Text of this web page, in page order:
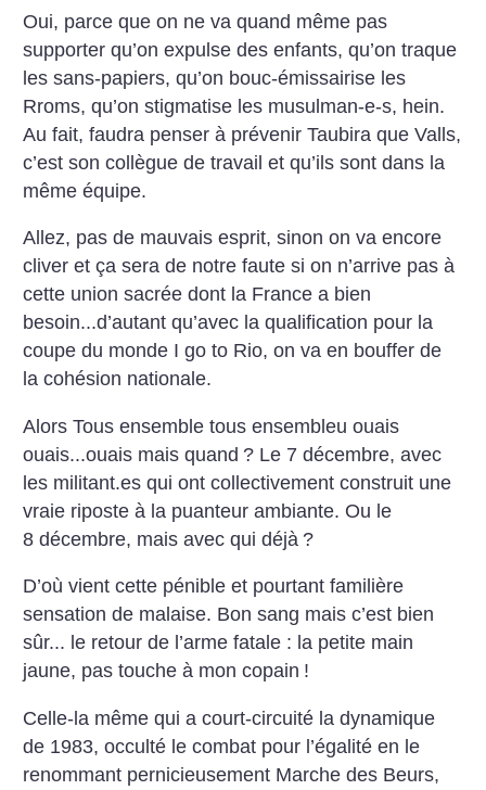
Oui, parce que on ne va quand même pas
supporter qu’on expulse des enfants, qu’on traque
les sans-papiers, qu’on bouc-émissairise les
Rroms, qu’on stigmatise les musulman-e-s, hein.
Au fait, faudra penser à prévenir Taubira que Valls,
c’est son collègue de travail et qu’ils sont dans la
même équipe.
Allez, pas de mauvais esprit, sinon on va encore
cliver et ça sera de notre faute si on n’arrive pas à
cette union sacrée dont la France a bien
besoin...d’autant qu’avec la qualification pour la
coupe du monde I go to Rio, on va en bouffer de
la cohésion nationale.
Alors Tous ensemble tous ensembleu ouais
ouais...ouais mais quand ? Le 7 décembre, avec
les militant.es qui ont collectivement construit une
vraie riposte à la puanteur ambiante. Ou le
8 décembre, mais avec qui déjà ?
D’où vient cette pénible et pourtant familière
sensation de malaise. Bon sang mais c’est bien
sûr... le retour de l’arme fatale : la petite main
jaune, pas touche à mon copain !
Celle-la même qui a court-circuité la dynamique
de 1983, occulté le combat pour l’égalité en le
renommant pernicieusement Marche des Beurs,